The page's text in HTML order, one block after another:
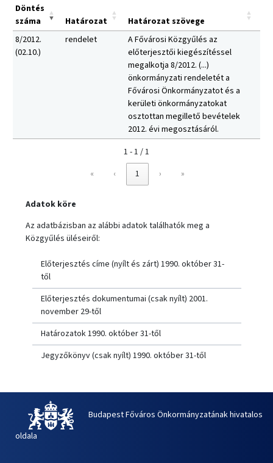
Döntés
száma
Határozat
Határozat szövege
8/2012.
(02.10.)
rendelet
A Fővárosi Közgyűlés az
előterjesztői kiegészítéssel
megalkotja 8/2012. (...)
önkormányzati rendeletét a
Fővárosi Önkormányzatot és a
kerületi önkormányzatokat
osztottan megillető bevételek
2012. évi megosztásáról.
1 - 1 / 1
«
‹ 1 › »
Adatok köre
Az adatbázisban az alábbi adatok találhatók meg a
Közgyűlés üléseiről:
Előterjesztés címe (nyílt és zárt) 1990. október 31-
től
Előterjesztés dokumentumai (csak nyílt) 2001.
november 29-től
Határozatok 1990. október 31-től
Jegyzőkönyv (csak nyílt) 1990. október 31-től
Budapest Főváros Önkormányzatának hivatalos
oldala